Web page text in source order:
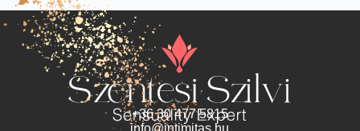
+36 30 477 5815